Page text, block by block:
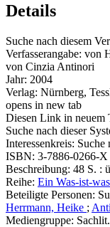
Details
Suche nach diesem
Verfasserangabe: von
von Cinzia Antinori
Jahr: 2004
Verlag: Nürnberg,
opens in new tab
Diesen Link in neuem
Suche nach dieser
Interessenkreis: Suche
ISBN: 3-7886-0266-X
Beschreibung: 48 S. :
Reihe: Ein Was-ist-
Beteiligte Personen:
Herrmann, Heike ;
Mediengruppe: